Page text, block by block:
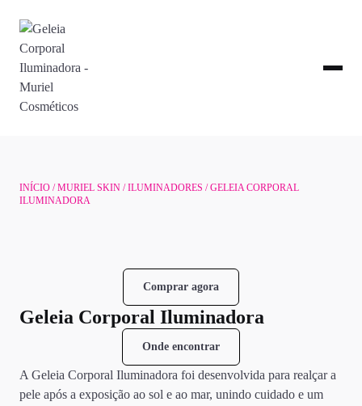
INÍCIO /MURIEL SKIN /ILUMINADORES / GELEIA CORPORAL
ILUMINADORA
Comprar agora
Geleia Corporal Iluminadora
Onde encontrar
A Geleia Corporal Iluminadora foi desenvolvida para realçar a
pele após a exposição ao sol e ao mar, unindo cuidado e um